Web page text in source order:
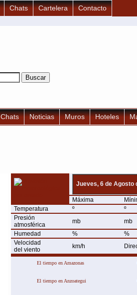
Chats Cartelera Contacto
Chats Noticias Muros Hoteles
Jueves, 6 de Agosto
Máxima
Temperatura
º º
Presión
atmosférica
mb mb
Humedad
% %
Velocidad
del viento
km/h
El tiempo en Amazonas
El tiempo en Anzoategui